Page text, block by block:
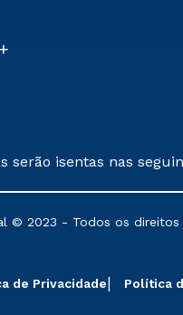
serão isentas nas
institucionais
© 2023 - Todos os direitos
de Privacidade Política